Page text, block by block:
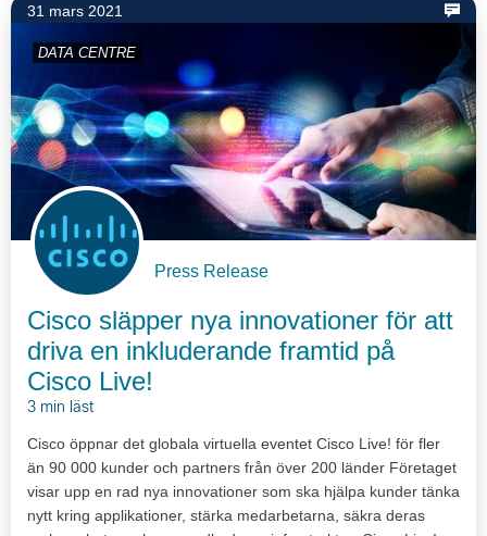
31 mars 2021
DATA CENTRE
Press Release
Cisco släpper nya innovationer för att
driva en inkluderande framtid på
Cisco Live!
3 min läst
Cisco öppnar det globala virtuella eventet Cisco Live! för fler
än 90 000 kunder och partners från över 200 länder Företaget
visar upp en rad nya innovationer som ska hjälpa kunder tänka
nytt kring applikationer, stärka medarbetarna, säkra deras